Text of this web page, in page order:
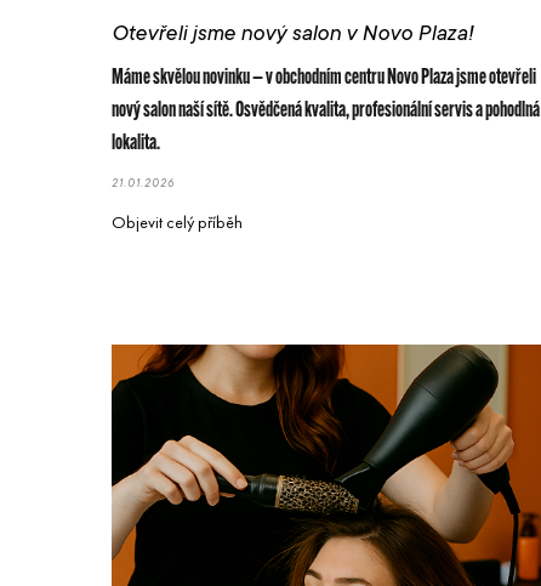
Otevřeli jsme nový salon v Novo Plaza!
Máme skvělou novinku — v obchodním centru Novo Plaza jsme otevřeli
nový salon naší sítě. Osvědčená kvalita, profesionální servis a pohodlná
lokalita.
21.01.2026
Objevit celý příběh